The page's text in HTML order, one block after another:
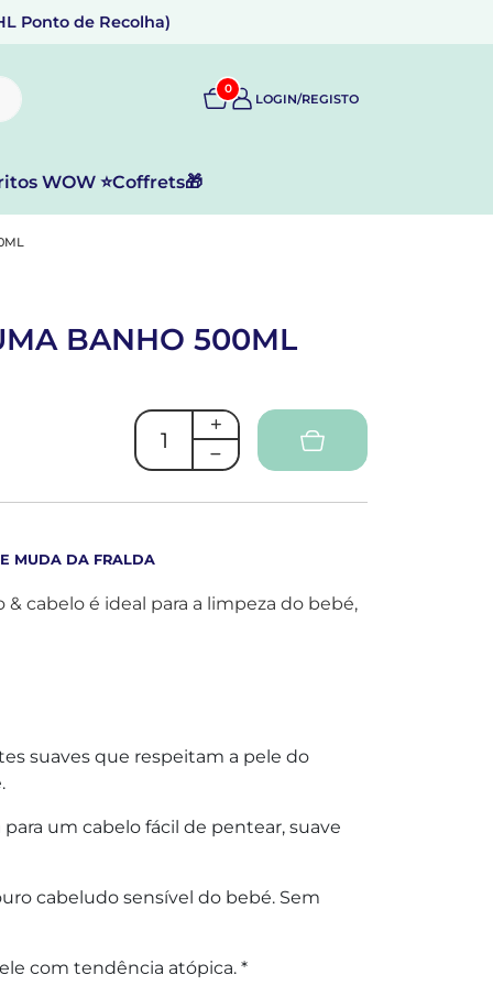
Ponto de Recolha)
0
LOGIN/REGISTO
WOW ⭐Coffrets🎁
BANHO 500ML
MUDA DA FRALDA
cabelo é ideal para a limpeza do bebé,
suaves que respeitam a pele do
um cabelo fácil de pentear, suave
cabeludo sensível do bebé. Sem
com tendência atópica. *